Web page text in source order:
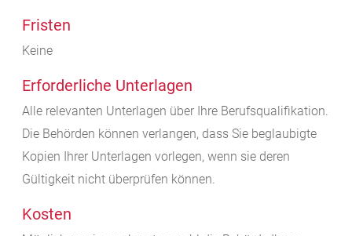
Fristen
Keine
Erforderliche Unterlagen
Alle relevanten Unterlagen über Ihre Berufsqualifikation.
Die Behörden können verlangen, dass Sie beglaubigte
Kopien Ihrer Unterlagen vorlegen, wenn sie deren
Gültigkeit nicht überprüfen können.
Kosten